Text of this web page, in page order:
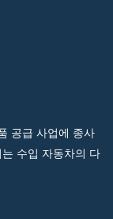
공급 사업에 종사
수입 자동차의 다